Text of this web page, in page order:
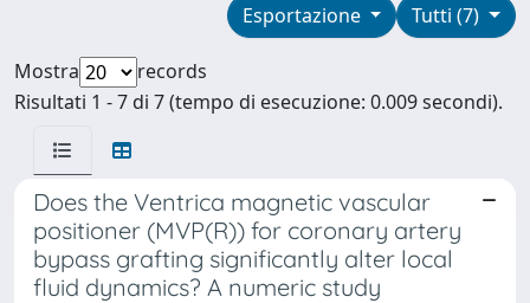
Tutti (7)
Esportazione
Mostra
records
Risultati 1 - 7 di 7 (tempo di esecuzione: 0.009 secondi).
Does the Ventrica magnetic vascular
positioner (MVP(R)) for coronary artery
bypass grafting significantly alter local
fluid dynamics? A numeric study